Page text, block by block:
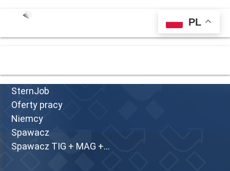
menu
SternJob
Oferty pracy
Niemcy
Spawacz
Spawacz TIG + MAG +...
PL